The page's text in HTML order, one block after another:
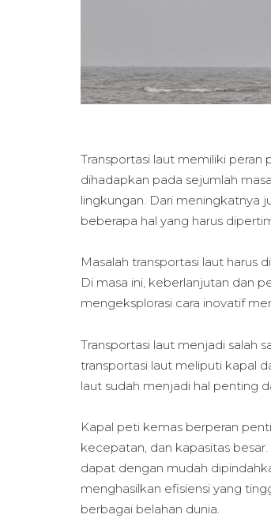
Transportasi laut memiliki
dihadapkan pada sejumlah
lingkungan. Dari meningkatnya
beberapa hal yang harus
Masalah transportasi laut harus
Di masa ini, keberlanjutan dan
mengeksplorasi cara inovatif
Transportasi laut menjadi salah
transportasi laut meliputi kapal
laut sudah menjadi hal penting
Kapal peti kemas berperan
kecepatan, dan kapasitas
dapat dengan mudah
menghasilkan efisiensi yang
berbagai belahan dunia.